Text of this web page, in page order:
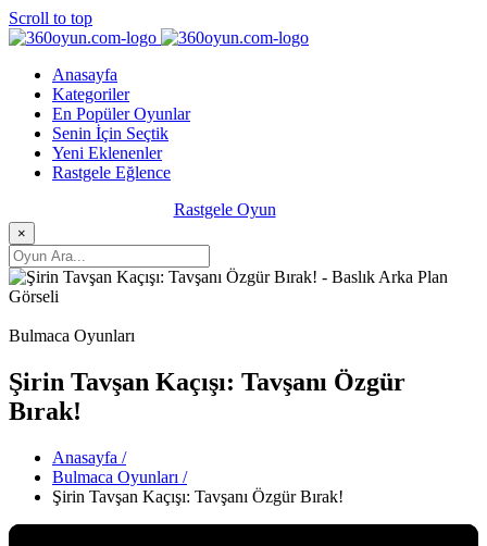
Scroll to top
Anasayfa
Kategoriler
En Popüler Oyunlar
Senin İçin Seçtik
Yeni Eklenenler
Rastgele Eğlence
Rastgele Oyun
×
Bulmaca Oyunları
Şirin Tavşan Kaçışı: Tavşanı Özgür
Bırak!
Anasayfa /
Bulmaca Oyunları /
Şirin Tavşan Kaçışı: Tavşanı Özgür Bırak!